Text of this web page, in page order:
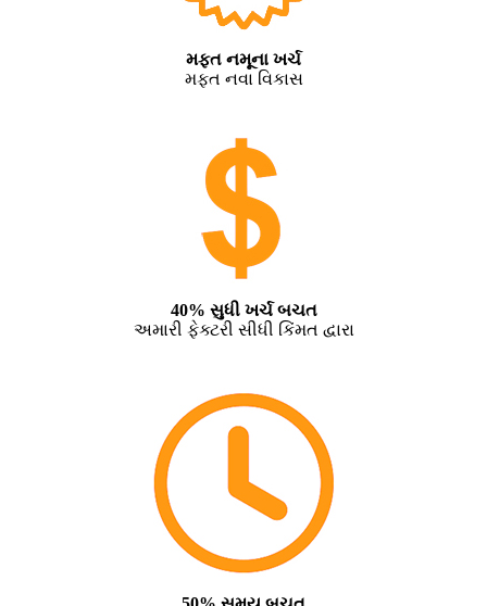
મફત નમૂના ખર્ચ
મફત નવા વિકાસ
40% સુધી ખર્ચ બચત
અમારી ફેક્ટરી સીધી કિંમત દ્વારા